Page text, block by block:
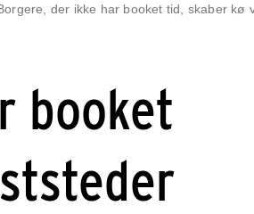
der ikke har booket tid, skaber kø
booket